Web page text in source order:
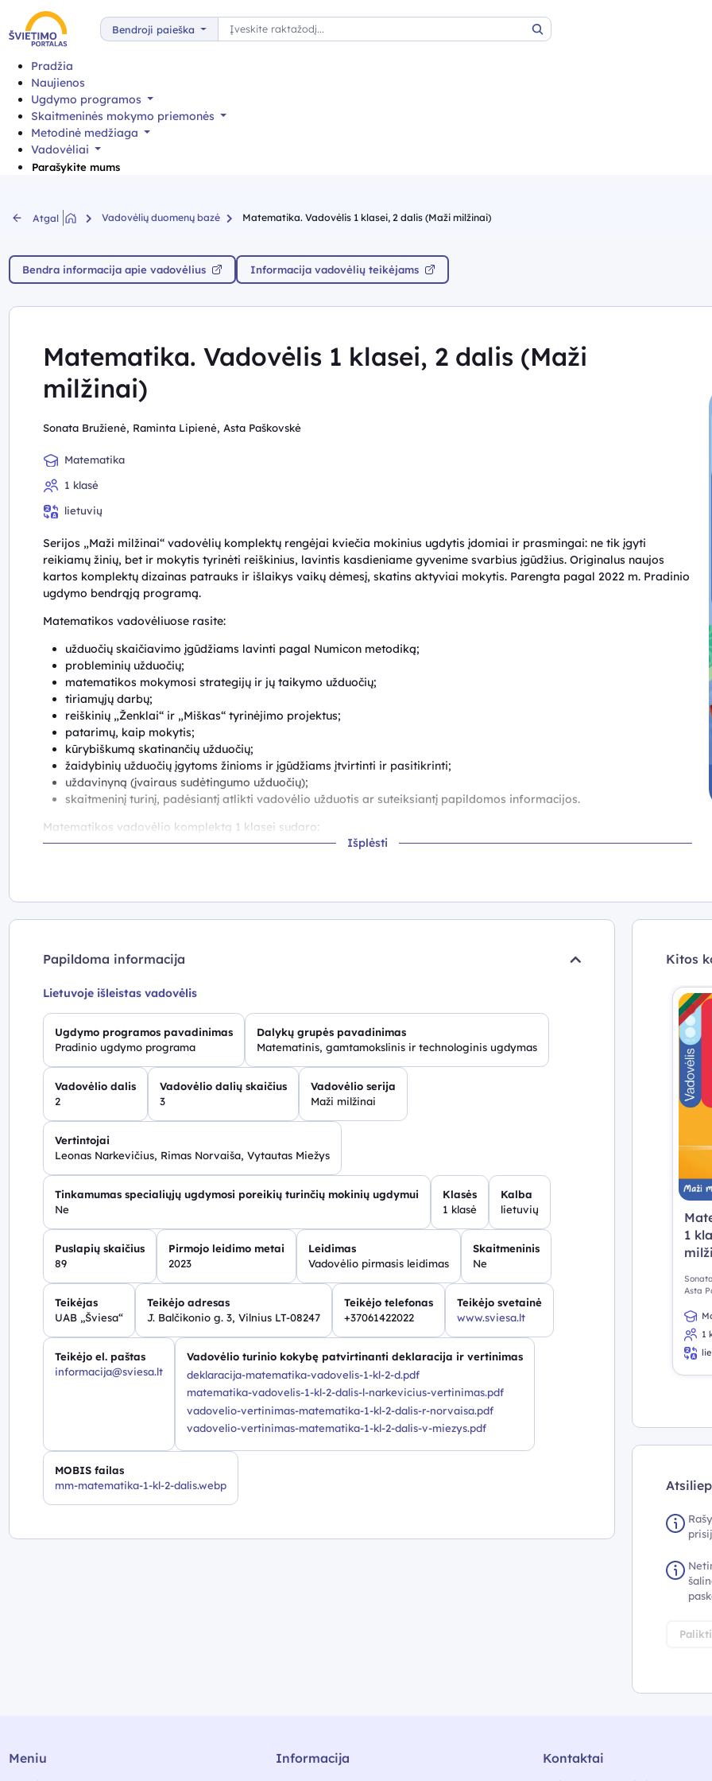
Bendroji paieška
Paieška
Paieška
Pradžia
Naujienos
Ugdymo programos
Skaitmeninės mokymo priemonės
Metodinė medžiaga
Vadovėliai
Parašykite mums
Atgal Vadovėlių duomenų bazė Matematika. Vadovėlis 1 klasei, 2 dalis (Maži milžinai)
Bendra informacija apie vadovėlius Informacija vadovėlių teikėjams
Matematika. Vadovėlis 1 klasei, 2 dalis (Maži
milžinai)
Sonata Bružienė, Raminta Lipienė, Asta Paškovskė
Matematika
1 klasė
lietuvių
Serijos „Maži milžinai“ vadovėlių komplektų rengėjai kviečia mokinius ugdytis įdomiai ir prasmingai: ne tik įgyti
reikiamų žinių, bet ir mokytis tyrinėti reiškinius, lavintis kasdieniame gyvenime svarbius įgūdžius. Originalus naujos
kartos komplektų dizainas patrauks ir išlaikys vaikų dėmesį, skatins aktyviai mokytis. Parengta pagal 2022 m. Pradinio
ugdymo bendrąją programą.
Išplėsti
Matematikos vadovėliuose rasite:
užduočių skaičiavimo įgūdžiams lavinti pagal Numicon metodiką;
probleminių užduočių;
matematikos mokymosi strategijų ir jų taikymo užduočių;
tiriamųjų darbų;
reiškinių „Ženklai“ ir „Miškas“ tyrinėjimo projektus;
patarimų, kaip mokytis;
kūrybiškumą skatinančių užduočių;
žaidybinių užduočių įgytoms žinioms ir įgūdžiams įtvirtinti ir pasitikrinti;
uždavinyną (įvairaus sudėtingumo užduočių);
skaitmeninį turinį, padėsiantį atlikti vadovėlio užduotis ar suteiksiantį papildomos informacijos.
Matematikos vadovėlio komplektą 1 klasei sudaro:
mokytojo knyga,
skaitmeninis turinyshttps://klase.eduka.lt/.
mokytojo licenciją.
Mokiniams prieiga prie skaitmeninio turinio suteikiama turint „EDUKA klasė“ mokinio licenciją.
Papildoma informacija
Lietuvoje išleistas vadovėlis
Ugdymo programos pavadinimas
Pradinio ugdymo programa
Dalykų grupės pavadinimas
Matematinis, gamtamokslinis ir technologinis ugdymas
Vadovėlio dalis
2
Vadovėlio dalių skaičius
3
Vadovėlio serija
Maži milžinai
Vertintojai
Leonas Narkevičius, Rimas Norvaiša, Vytautas Miežys
Tinkamumas specialiųjų ugdymosi poreikių turinčių mokinių ugdymui
Ne
Klasės
1 klasė
Kalba
lietuvių
Puslapių skaičius
89
Pirmojo leidimo metai
2023
Leidimas
Vadovėlio pirmasis leidimas
Skaitmeninis
Ne
Teikėjas
UAB „Šviesa“
Teikėjo adresas
J. Balčikonio g. 3, Vilnius LT-08247
Teikėjo telefonas
+37061422022
Teikėjo svetainė
www.sviesa.lt
Teikėjo el. paštas
informacija@sviesa.lt
Vadovėlio turinio kokybę patvirtinanti deklaracija ir vertinimas
deklaracija-matematika-vadovelis-1-kl-2-d.pdf
matematika-vadovelis-1-kl-2-dalis-l-narkevicius-vertinimas.pdf
vadovelio-vertinimas-matematika-1-kl-2-dalis-r-norvaisa.pdf
vadovelio-vertinimas-matematika-1-kl-2-dalis-v-miezys.pdf
MOBIS failas
mm-matematika-1-kl-2-dalis.webp
Kitos
1
Asta
1
Meniu Informacija Kontaktai